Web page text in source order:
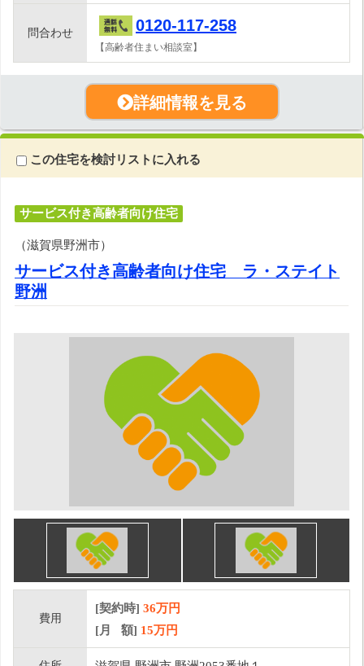
問合わせ 0120-117-258
【高齢者住まい相談室】
詳細情報を見る
この住宅を検討リストに入れる
サービス付き高齢者向け住宅
（滋賀県野洲市）
サービス付き高齢者向け住宅 ラ・ステイト
野洲
費用
[契約時] 36万円
[月 額] 15万円